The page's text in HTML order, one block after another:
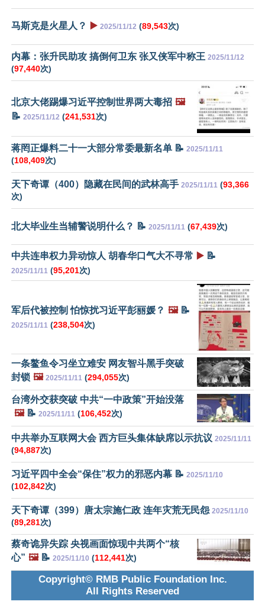
马斯克是火星人？ ▶️ 2025/11/12 (89,543次)
内幕：张升民助攻 搞倒何卫东 张又侠军中称王 2025/11/12
(97,440次)
北京大佬踢爆习近平控制世界两大毒招 🖼️
📝 2025/11/12 (241,531次)
蒋罔正爆料二十一大部分常委最新名单 📝 2025/11/11
(108,409次)
天下奇谭（400）隐藏在民间的武林高手 2025/11/11 (93,366
次)
北大毕业生当辅警说明什么？ 📝 2025/11/11 (67,439次)
中共连串权力异动惊人 胡春华口气大不寻常 ▶️ 📝
2025/11/11 (95,201次)
军后代被控制 怕惊扰习近平彭丽媛？ 🖼️📝
2025/11/11 (238,504次)
一条鳌鱼令习坐立难安 网友智斗黑手突破
封锁 🖼️ 2025/11/11 (294,055次)
台湾外交获突破 中共“一中政策”开始没落
🖼️📝 2025/11/11 (106,452次)
中共举办互联网大会 西方巨头集体缺席以示抗议 2025/11/11
(94,887次)
习近平四中全会“保住”权力的邪恶内幕 📝 2025/11/10
(102,842次)
天下奇谭（399）唐太宗施仁政 连年灾荒无民怨 2025/11/10
(89,281次)
蔡奇诡异失踪 央视画面惊现中共两个“核
心” 🖼️📝 2025/11/10 (112,441次)
Copyright© RMB Public Foundation Inc.
All Rights Reserved